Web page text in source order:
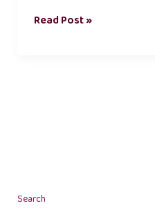
Read Post »
Search